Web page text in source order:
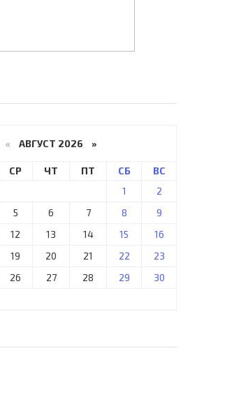
« АВГУСТ 2026 »
СР ЧТ ПТ СБ
ВС
1
2
5 6 7 8
9
12 13 14 15
16
19 20 21 22
23
26 27 28 29
30